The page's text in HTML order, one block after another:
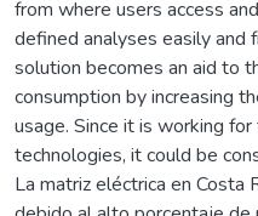
from where users access
defined analyses easily and
solution becomes an aid to
consumption by increasing
usage. Since it is working
technologies, it could be
La matriz eléctrica en Costa